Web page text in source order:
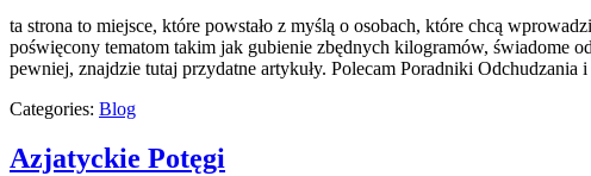
ta strona to miejsce, które powstało z myślą o osobach, które chcą
poświęcony tematom takim jak gubienie zbędnych kilogramów, świadome
pewniej, znajdzie tutaj przydatne artykuły. Polecam Poradniki
Categories: Blog
Azjatyckie Potęgi